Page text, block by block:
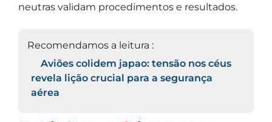
neutras validam procedimentos e resultados.
Recomendamos a leitura :
Aviões colidem japao: tensão nos céus
revela lição crucial para a segurança
aérea